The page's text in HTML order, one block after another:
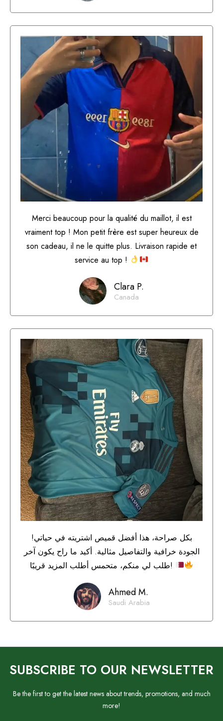
Merci beaucoup pour la qualité du maillot, il est
vraiment top ! Mon petit frère est super heureux de
son cadeau, il ne le quitte plus. Livraison rapide et
service au top !
Clara P.
Canada
بكل صراحة، هذا أفضل قميص اشتريته في حياتي!
الجودة خرافية والتفاصيل مثالية. أكيد ما راح يكون آخر
طلب لي منكم، متحمس أطلب المزيد قريبًا!
Ahmed M.
Saudi Arabia
SUBSCRIBE TO OUR NEWSLETTER
Be the first to get the latest news about trends, promotions, and much
more!